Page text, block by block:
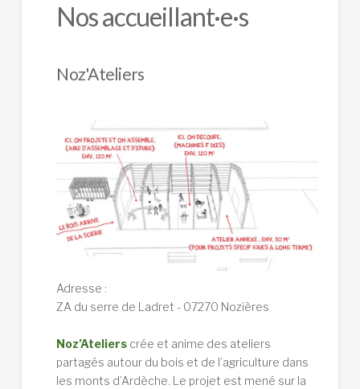
Nos accueillant·e·s
Noz'Ateliers
Adresse :
ZA du serre de Ladret - 07270 Nozières
Noz’Ateliers crée et anime des ateliers
partagés autour du bois et de l’agriculture dans
les monts d’Ardèche. Le projet est mené sur la